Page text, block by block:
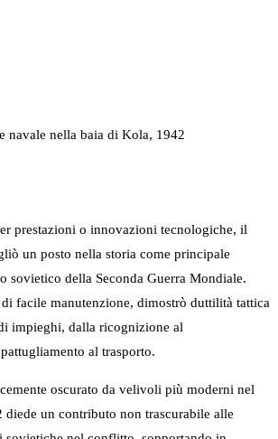
navale nella baia di Kola, 1942
prestazioni o innovazioni tecnologiche, il
un posto nella storia come principale
sovietico della Seconda Guerra Mondiale.
facile manutenzione, dimostrò duttilità tattica
impieghi, dalla ricognizione al
al trasporto.
oscurato da velivoli più moderni nel
diede un contributo non trascurabile alle